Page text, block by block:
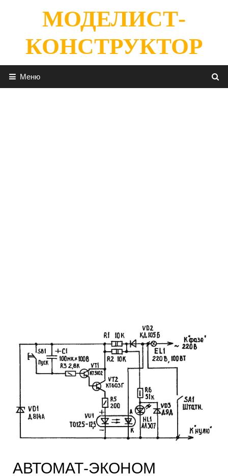
содержимомуМОДЕЛИСТ-
КОНСТРУКТОР
Меню
АВТОМАТ-ЭКОНОМ